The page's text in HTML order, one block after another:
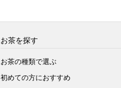
お茶を探す
お茶の種類で選ぶ
初めての方におすすめ